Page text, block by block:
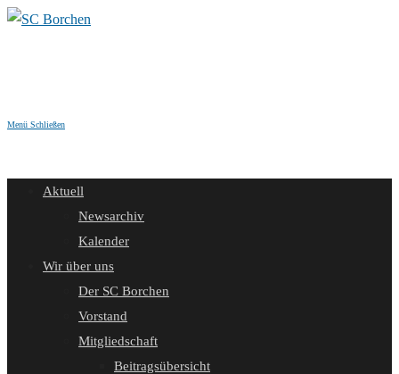
Zum
Menü Schließen
Aktuell
Newsarchiv
Kalender
Wir über uns
Der SC Borchen
Vorstand
Mitgliedschaft
Beitragsübersicht